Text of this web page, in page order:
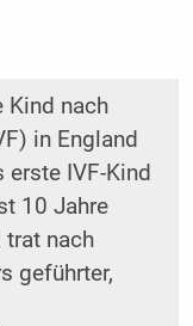
Kind nach
in England
IVF-Kind
10 Jahre
trat nach
geführter,